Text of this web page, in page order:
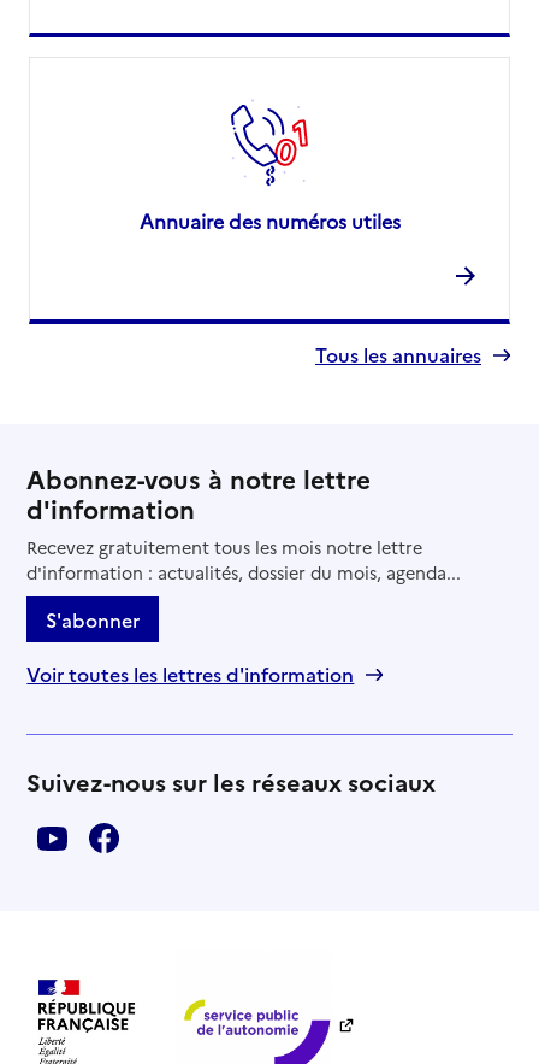
Annuaire des numéros utiles
Tous les annuaires
Abonnez-vous à notre lettre
d'information
Recevez gratuitement tous les mois notre lettre
d'information : actualités, dossier du mois, agenda...
S'abonner
Voir toutes les lettres d'information
Suivez-nous sur les réseaux sociaux